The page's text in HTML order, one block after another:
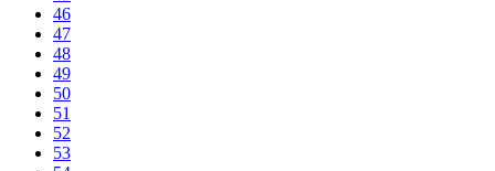
46
47
48
49
50
51
52
53